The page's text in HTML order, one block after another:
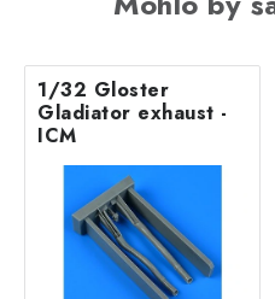
1/32 Gloster
Gladiator exhaust -
ICM